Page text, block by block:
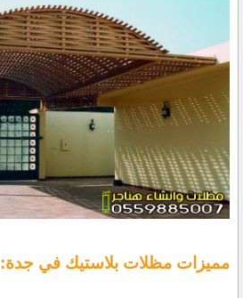
مميزات مظلات بلاستيك في جدة: